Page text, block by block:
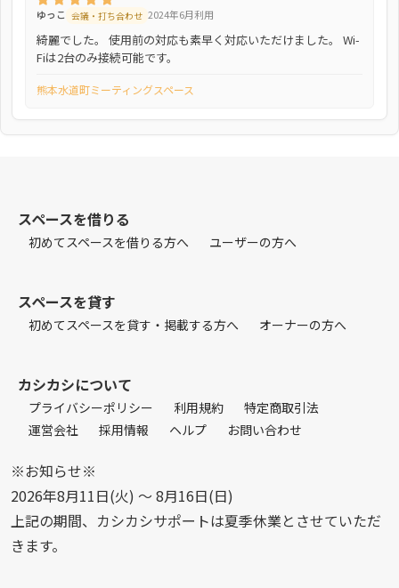
ゆっこ 会議・打ち合わせ 2024年6月利用
綺麗でした。 使用前の対応も素早く対応いただけました。 Wi-
Fiは2台のみ接続可能です。
熊本水道町ミーティングスペース
スペースを借りる
初めてスペースを借りる方へ ユーザーの方へ
スペースを貸す
初めてスペースを貸す・掲載する方へ オーナーの方へ
カシカシについて
プライバシーポリシー 利用規約
特定商取引法
運営会社
採用情報 ヘルプ お問い合わせ
※お知らせ※
2026年8月11日(火) 〜 8月16日(日)
上記の期間、カシカシサポートは夏季休業とさせていただ
きます。